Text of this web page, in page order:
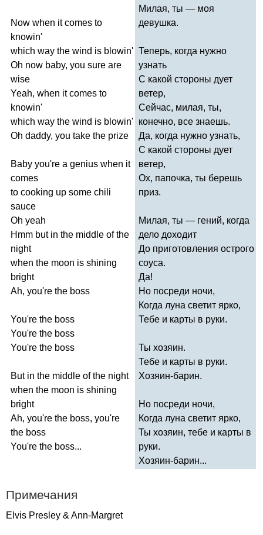
Now when it comes to
knowin'
which way the wind is blowin'
Oh now baby, you sure are
wise
Yeah, when it comes to
knowin'
which way the wind is blowin'
Oh daddy, you take the prize
Baby you're a genius when it
comes
to cooking up some chili
sauce
Oh yeah
Hmm but in the middle of the
night
when the moon is shining
bright
Ah, you're the boss
You're the boss
You're the boss
You're the boss
But in the middle of the night
when the moon is shining
bright
Ah, you're the boss, you're
the boss
You're the boss...
Милая, ты — моя
девушка.
Теперь, когда нужно
узнать
С какой стороны дует
ветер,
Сейчас, милая, ты,
конечно, все знаешь.
Да, когда нужно узнать,
С какой стороны дует
ветер,
Ох, папочка, ты берешь
приз.
Милая, ты — гений, когда
дело доходит
До приготовления острого
соуса.
Да!
Но посреди ночи,
Когда луна светит ярко,
Тебе и карты в руки.
Ты хозяин.
Тебе и карты в руки.
Хозяин-барин.
Но посреди ночи,
Когда луна светит ярко,
Ты хозяин, тебе и карты в
руки.
Хозяин-барин...
Примечания
Elvis Presley & Ann-Margret